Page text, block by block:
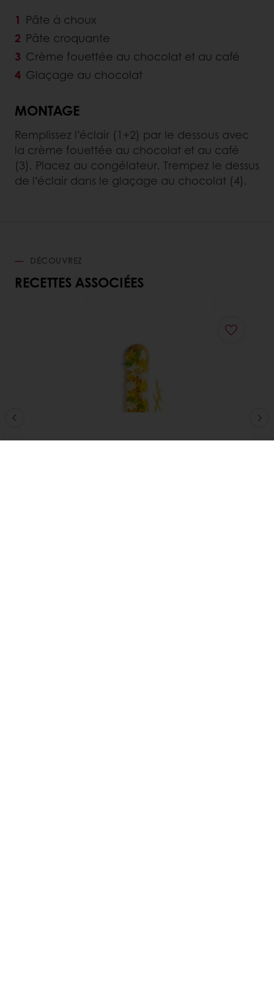
Pâte à choux
Pâte croquante
Crème fouettée au chocolat et au café
Glaçage au chocolat
MONTAGE
Remplissez l’éclair (1+2) par le dessous avec
la crème fouettée au chocolat et au café
(3). Placez au congélateur. Trempez le dessus
de l’éclair dans le glaçage au chocolat (4).
DÉCOUVREZ
RECETTES ASSOCIÉES